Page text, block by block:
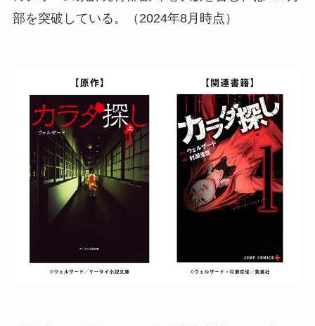
部を突破している。（2024年8月時点）